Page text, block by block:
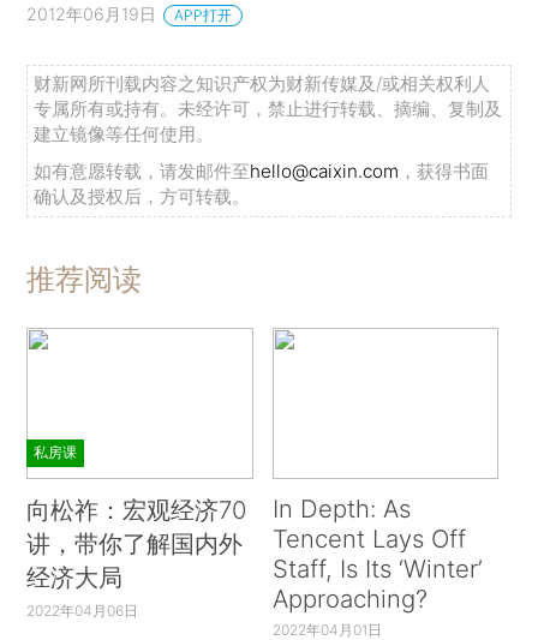
2012年06月19日 APP打开
财新网所刊载内容之知识产权为财新传媒及/或相关权利人
专属所有或持有。未经许可，禁止进行转载、摘编、复制及
建立镜像等任何使用。
如有意愿转载，请发邮件至hello@caixin.com ，获得书面
确认及授权后，方可转载。
推荐阅读
私房课
向松祚：宏观经济70
讲，带你了解国内外
经济大局
2022年04月06日
In Depth: As
Tencent Lays Off
Staff, Is Its ‘Winter’
Approaching?
2022年04月01日